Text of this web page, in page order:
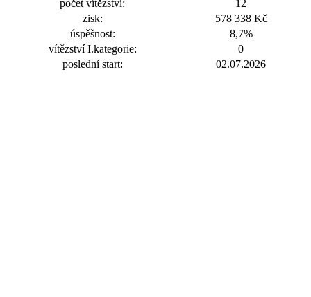
počet vítězství:
12
zisk:
578 338 Kč
úspěšnost:
8,7%
vítězství I.kategorie:
0
poslední start:
02.07.2026